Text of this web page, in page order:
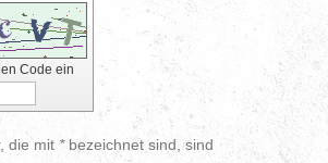
Code ein
die mit *bezeichnet sind, sind